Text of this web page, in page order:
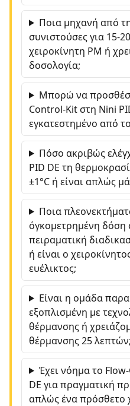
Ποια μηχανή από
συνιστούσες για 15-
χειροκίνητη PM ή
δοσολογία;
Μπορώ να
Control-Kit στη Nini
εγκατεστημένο από
Πόσο ακριβώς
PID DE τη
±1°C ή είναι απλώς
Ποια
όγκομετρημένη δόση
πειραματική
ή είναι ο
ευέλικτος;
Είναι η ομάδα
εξοπλισμένη με
θέρμανσης ή
θέρμανσης 25 λεπτών;
Έχει νόημα το
DE για πραγματική
απλώς ένα πρόσθετο